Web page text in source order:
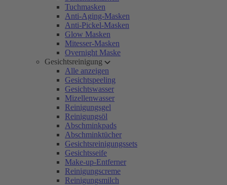
Tuchmasken
Anti-Aging-Masken
Anti-Pickel-Masken
Glow Masken
Mitesser-Masken
Overnight Maske
Gesichtsreinigung
Alle anzeigen
Gesichtspeeling
Gesichtswasser
Mizellenwasser
Reinigungsgel
Reinigungsöl
Abschminkpads
Abschminktücher
Gesichtsreinigungssets
Gesichtsseife
Make-up-Entferner
Reinigungscreme
Reinigungsmilch